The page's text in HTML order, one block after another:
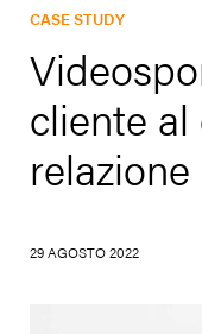
CASE STUDY
cliente
relazione
29 AGOSTO 2022